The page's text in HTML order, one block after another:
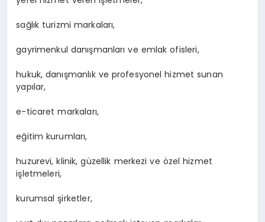
sağlık turizmi markaları,
gayrimenkul danışmanları ve emlak ofisleri,
hukuk, danışmanlık ve profesyonel hizmet sunan
yapılar,
e-ticaret markaları,
eğitim kurumları,
huzurevi, klinik, güzellik merkezi ve özel hizmet
işletmeleri,
kurumsal şirketler,